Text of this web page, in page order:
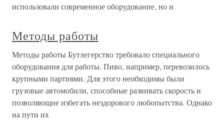
использовали современное оборудование, но и
Методы работы
Методы работы Бутлегерство требовало специального
оборудования для работы. Пиво, например, перевозилось
крупными партиями. Для этого необходимы были
грузовые автомобили, способные развивать скорость и
позволяющие избегать нездорового любопытства. Однако
на пути их